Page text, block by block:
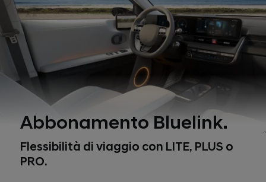
Abbonamento Bluelink.
Flessibilità di viaggio con LITE, PLUS o
PRO.